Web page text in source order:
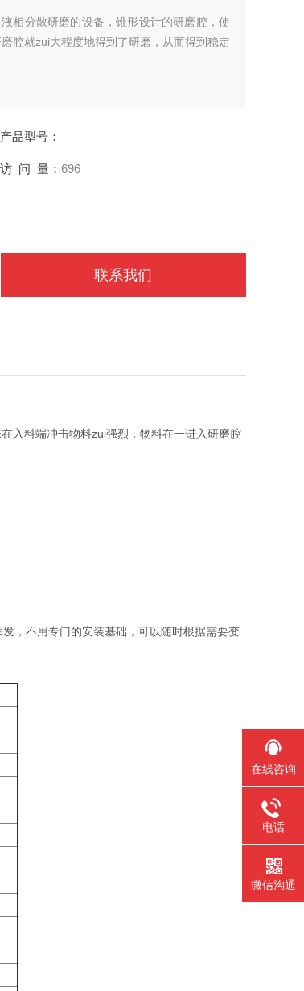
相分散研磨的设备，锥形设计的研磨腔，使
腔就zui大程度地得到了研磨，从而得到稳定
产品型号：
访 问 量： 696
联系我们
入料端冲击物料zui强烈，物料在一进入研磨腔
，不用专门的安装基础，可以随时根据需要变
在线咨询
电话
微信沟通